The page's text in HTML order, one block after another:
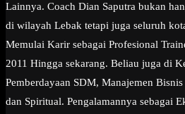
Lainnya. Coach Dian Saputra bukan
di wilayah Lebak tetapi juga seluruh
Memulai Karir sebagai Profesional
2011 Hingga sekarang. Beliau juga di
Pemberdayaan SDM, Manajemen
dan Spiritual. Pengalamannya sebagai